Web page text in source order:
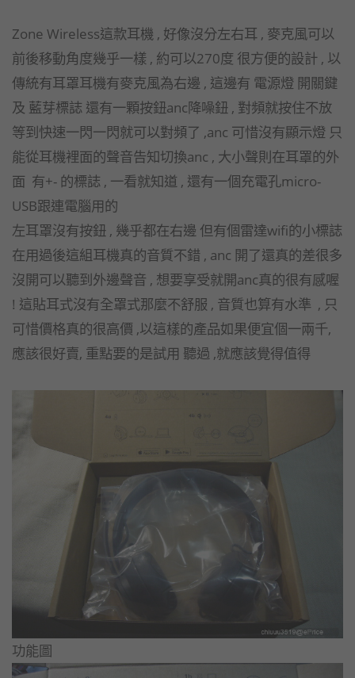
Zone Wireless這款耳機 , 好像沒分左右耳 , 麥克風可以
前後移動角度幾乎一樣 , 約可以270度 很方便的設計 , 以
傳統有耳罩耳機有麥克風為右邊 , 這邊有 電源燈 開關鍵
及 藍芽標誌 還有一顆按鈕anc降噪鈕 , 對頻就按住不放
等到快速一閃一閃就可以對頻了 ,anc 可惜沒有顯示燈 只
能從耳機裡面的聲音告知切換anc , 大小聲則在耳罩的外
面 有+- 的標誌 , 一看就知道 , 還有一個充電孔micro-
USB跟連電腦用的
左耳罩沒有按鈕 , 幾乎都在右邊 但有個雷達wifi的小標誌
在用過後這組耳機真的音質不錯 , anc 開了還真的差很多
沒開可以聽到外邊聲音 , 想要享受就開anc真的很有感喔
! 這貼耳式沒有全罩式那麼不舒服 , 音質也算有水準 , 只
可惜價格真的很高價 ,以這樣的產品如果便宜個一兩千,
應該很好賣, 重點要的是試用 聽過 ,就應該覺得值得
功能圖